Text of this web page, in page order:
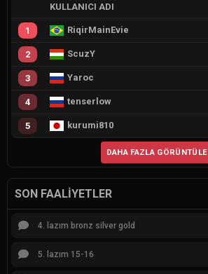
KULLANICI ADI
1 RiqirMainEvie
2 ScuzY
3 Yaroc
4 tenserlow
5 kurumi810
DAHA FAZLA GÖRÜNTÜLE
SON FAALIYETLER
4. lazım bronz silver gold
5. lazım 15-16